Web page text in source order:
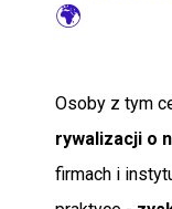
🌍
Osoby z tym
rywalizacji o
firmach i